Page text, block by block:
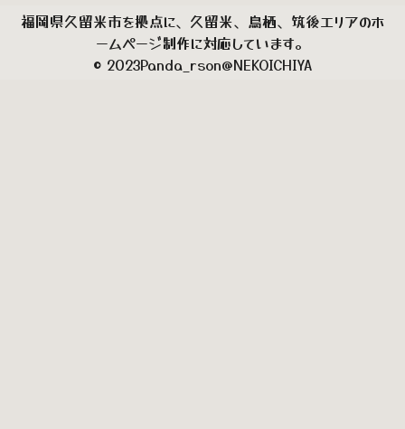
福岡県久留米市を拠点に、久留米、鳥栖、筑後エリアのホ
ームページ制作に対応しています。
© 2023Panda_rson@NEKOICHIYA